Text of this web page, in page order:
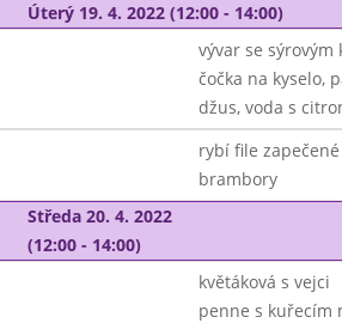
Úterý 19. 4. 2022 (12:00 - 14:00)
vývar se sýrovým
čočka na kyselo,
džus, voda s
rybí file
brambory
Středa 20. 4. 2022
(12:00 - 14:00)
květáková s vejci
penne s kuřecím